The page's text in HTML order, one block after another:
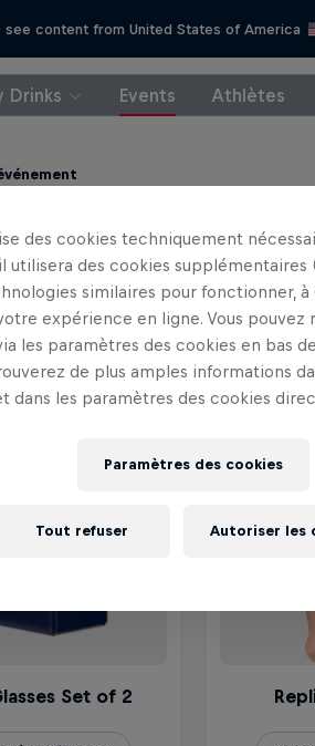
see content from United States of America
Drinks Events Athlètes
des cookies techniquement
utilisera des cookies supplémentaires
similaires pour fonctionner,
expérience en ligne. Vous pouvez
les paramètres des cookies en bas
de plus amples informations
dans les paramètres des cookies
Paramètres des cookies
Tout refuser Autoriser les